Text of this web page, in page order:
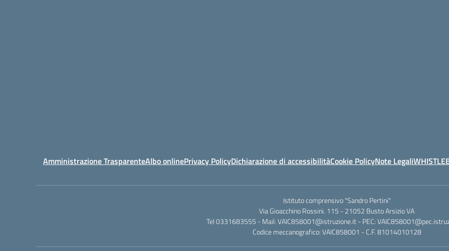
Amministrazione TrasparenteAlbo onlinePrivacy PolicyDichiarazione di accessibilitàCookie PolicyNote Legali
Istituto comprensivo "Sandro Pertini"
Via Gioacchino Rossini. 115 - 21052 Busto Arsizio VA
Tel 0331683555 - Mail: VAIC858001@istruzione.it - PEC:
Codice meccanografico: VAIC858001 - C.F. 81014010128